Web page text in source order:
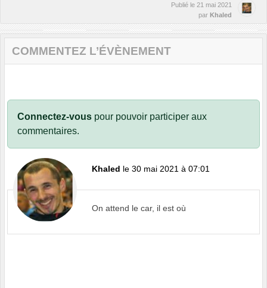
Publié le 21 mai 2021
par Khaled
COMMENTEZ L’ÉVÈNEMENT
Connectez-vous pour pouvoir participer aux
commentaires.
Khaled le 30 mai 2021 à 07:01
On attend le car, il est où